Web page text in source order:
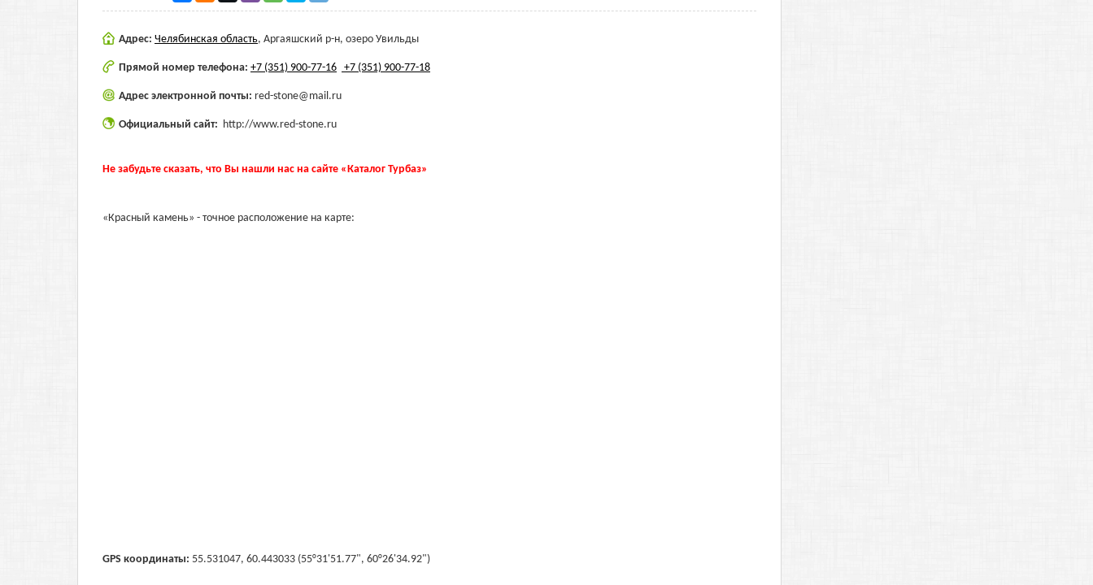
Адрес: Челябинская область, Аргаяшский р-н, озеро Увильды
Прямой номер телефона: +7 (351) 900-77-16 +7 (351) 900-77-18
Адрес электронной почты: red-stone@mail.ru
Официальный сайт: http://www.red-stone.ru
Не забудьте сказать, что Вы нашли нас на сайте «Каталог Турбаз»
«Красный камень» - точное расположение на карте:
GPS координаты: 55.531047, 60.443033 (55°31'51.77", 60°26'34.92")